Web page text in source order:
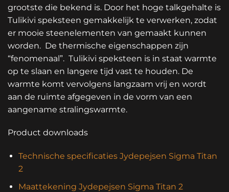
grootste die bekend is. Door het hoge talkgehalte is
Tulikivi speksteen gemakkelijk te verwerken, zodat
er mooie steenelementen van gemaakt kunnen
worden. De thermische eigenschappen zijn
“fenomenaal”. Tulikivi speksteen is in staat warmte
op te slaan en langere tijd vast te houden. De
warmte komt vervolgens langzaam vrij en wordt
aan de ruimte afgegeven in de vorm van een
aangename stralingswarmte.
Product downloads
Technische specificaties Jydepejsen Sigma Titan
2
Maattekening Jydepejsen Sigma Titan 2